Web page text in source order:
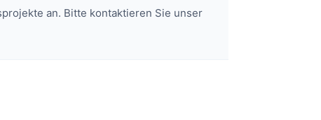
an. Bitte kontaktieren Sie unser